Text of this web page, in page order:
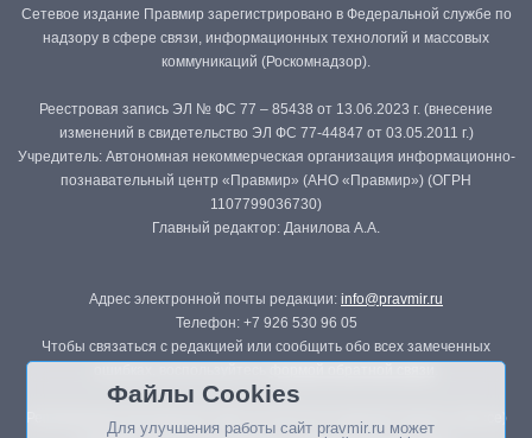
Сетевое издание Правмир зарегистрировано в Федеральной службе по
надзору в сфере связи, информационных технологий и массовых
коммуникаций (Роскомнадзор).
Реестровая запись ЭЛ № ФС 77 – 85438 от 13.06.2023 г. (внесение
изменений в свидетельство ЭЛ ФС 77-44847 от 03.05.2011 г.)
Учредитель: Автономная некоммерческая организация информационно-
познавательный центр «Правмир» (АНО «Правмир») (ОГРН
1107799036730)
Главный редактор: Данилова А.А.
Адрес электронной почты редакции: info@pravmir.ru
Телефон: +7 926 530 96 05
Чтобы связаться с редакцией или сообщить обо всех замеченных
Републикация материалов сайта в печатных изданиях (книгах, прессе)
Файлы Cookies
Для улучшения работы сайт pravmir.ru может